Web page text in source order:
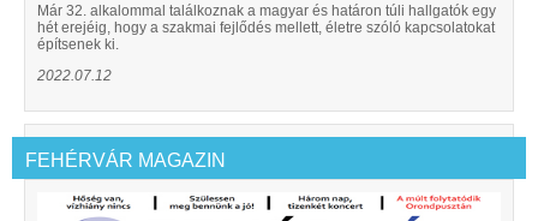
Már 32. alkalommal találkoznak a magyar és határon túli hallgatók egy
hét erejéig, hogy a szakmai fejlődés mellett, életre szóló kapcsolatokat
építsenek ki.
2022.07.12
FEHÉRVÁR MAGAZIN